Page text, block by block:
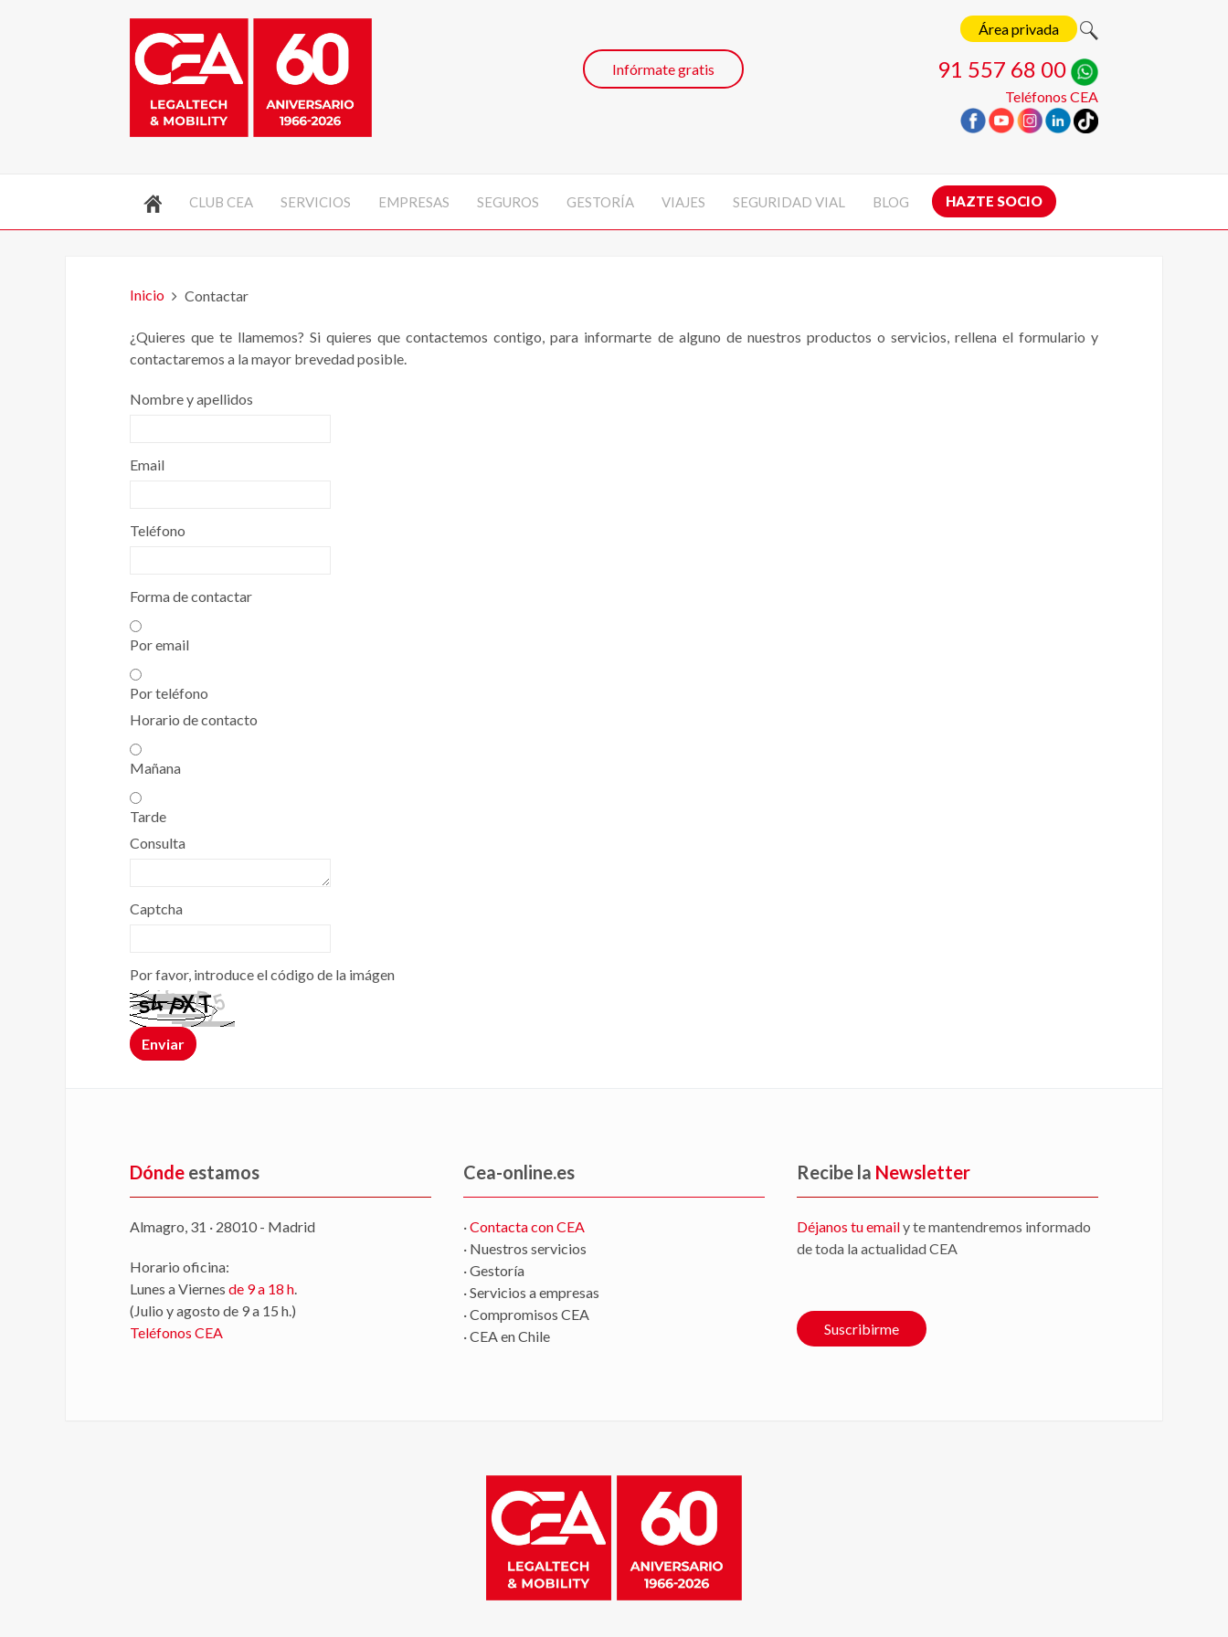
Área privada
91 557 68 00
Teléfonos CEA
Infórmate gratis
CLUB CEA SERVICIOS EMPRESAS SEGUROS GESTORÍA VIAJES SEGURIDAD VIAL BLOG HAZTE SOCIO
Inicio Contactar
¿Quieres que te llamemos? Si quieres que contactemos contigo, para informarte de alguno de nuestros productos o servicios, rellena el formulario y
contactaremos a la mayor brevedad posible.
Nombre y apellidos
Email
Teléfono
Forma de contactar
Por email
Por teléfono
Horario de contacto
Mañana
Tarde
Consulta
Captcha
Por favor, introduce el código de la imágen
Dónde estamos
Almagro, 31 · 28010 - Madrid
Horario oficina:
Lunes a Viernes de 9 a 18 h.
(Julio y agosto de 9 a 15 h.)
Teléfonos CEA
Cea-online.es
·Contacta con CEA
· Nuestros servicios
· Gestoría
· Servicios a empresas
· Compromisos CEA
· CEA en Chile
Recibe la Newsletter
Déjanos tu emaily te mantendremos informado
de toda la actualidad CEA
Suscribirme